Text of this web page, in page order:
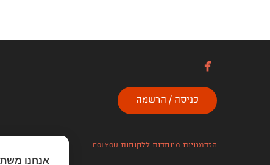

כניסה / הרשמה
הזדמנויות מיוחדות ללקוחות folyou
אנחנו